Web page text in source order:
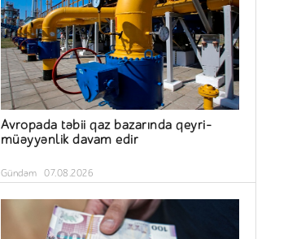
Avropada təbii qaz bazarında qeyri-
müəyyənlik davam edir
Gündəm 07.08.2026